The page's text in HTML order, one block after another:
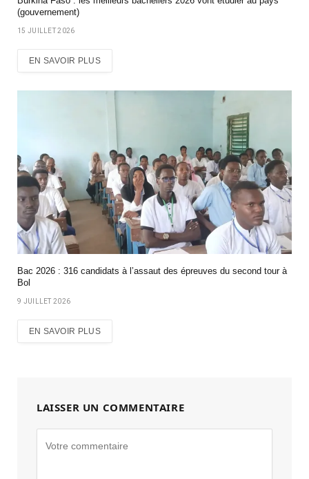
(gouvernement)
15 JUILLET 2026
EN SAVOIR PLUS
Bac 2026 : 316 candidats à l’assaut des épreuves du second tour à
Bol
9 JUILLET 2026
EN SAVOIR PLUS
LAISSER UN COMMENTAIRE